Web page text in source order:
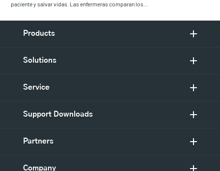
paciente y salvar vidas. Las enfermeras comparan los...
Products
Solutions
Service
Support Downloads
Partners
Company